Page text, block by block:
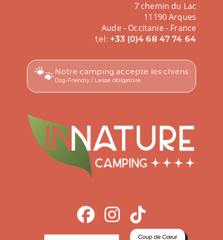
7 chemin du Lac
11190 Arques
Aude - Occitanie - France
tel: +33 (0)4 68 47 74 64
🐾 Notre camping accepte les chiens
Dog-Friendly / Laisse obligatoire.